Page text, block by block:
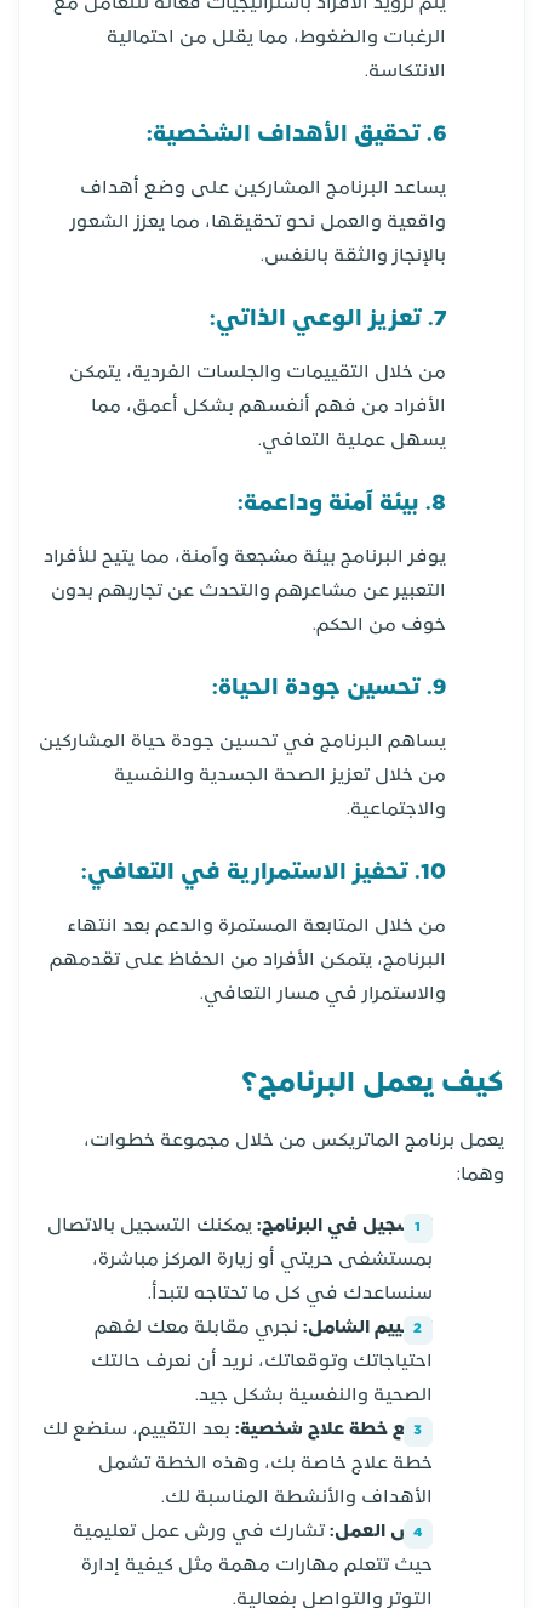
يتم تزويد الأفراد باستراتيجيات فعالة للتعامل مع
الرغبات والضغوط، مما يقلل من احتمالية
الانتكاسة.
6. تحقيق الأهداف الشخصية:
يساعد البرنامج المشاركين على وضع أهداف
واقعية والعمل نحو تحقيقها، مما يعزز الشعور
بالإنجاز والثقة بالنفس.
7. تعزيز الوعي الذاتي:
من خلال التقييمات والجلسات الفردية، يتمكن
الأفراد من فهم أنفسهم بشكل أعمق، مما
يسهل عملية التعافي.
8. بيئة آمنة وداعمة:
يوفر البرنامج بيئة مشجعة وآمنة، مما يتيح للأفراد
التعبير عن مشاعرهم والتحدث عن تجاربهم بدون
خوف من الحكم.
9. تحسين جودة الحياة:
يساهم البرنامج في تحسين جودة حياة المشاركين
من خلال تعزيز الصحة الجسدية والنفسية
والاجتماعية.
10. تحفيز الاستمرارية في التعافي:
من خلال المتابعة المستمرة والدعم بعد انتهاء
البرنامج، يتمكن الأفراد من الحفاظ على تقدمهم
والاستمرار في مسار التعافي.
كيف يعمل البرنامج؟
يعمل برنامج الماتريكس من خلال مجموعة خطوات،
وهما:
التسجيل في البرنامج: يمكنك التسجيل بالاتصال
بمستشفى حريتي أو زيارة المركز مباشرة،
سنساعدك في كل ما تحتاجه لتبدأ.
التقييم الشامل: نجري مقابلة معك لفهم
احتياجاتك وتوقعاتك، نريد أن نعرف حالتك
الصحية والنفسية بشكل جيد.
وضع خطة علاج شخصية: بعد التقييم، سنضع لك
خطة علاج خاصة بك، وهذه الخطة تشمل
الأهداف والأنشطة المناسبة لك.
ورش العمل: تشارك في ورش عمل تعليمية
حيث تتعلم مهارات مهمة مثل كيفية إدارة
التوتر والتواصل بفعالية.